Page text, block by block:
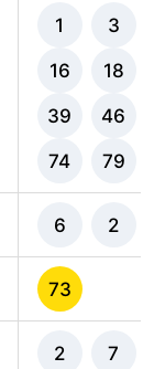
1 3
16 18
39 46
74 79
6 2
73
2 7